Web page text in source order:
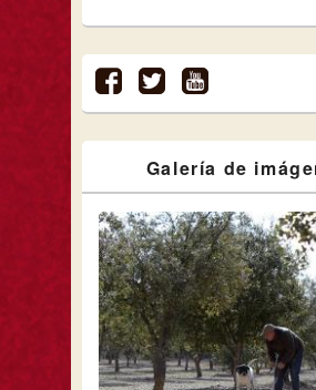
Galería de